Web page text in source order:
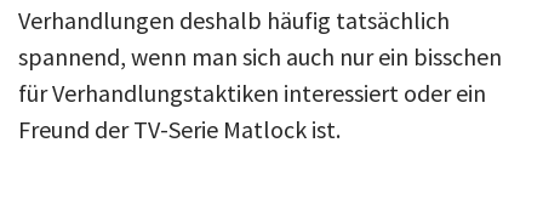
Verhandlungen deshalb häufig tatsächlich
spannend, wenn man sich auch nur ein bisschen
für Verhandlungstaktiken interessiert oder ein
Freund der TV-Serie Matlock ist.